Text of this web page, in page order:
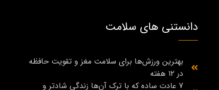
دانستنی های سلامت
بهترین ورزش‌ها برای سلامت مغز و تقویت حافظه
در ۱۲ هفته
7 عادت ساده که با ترک آن‌ها زندگی شادتر و